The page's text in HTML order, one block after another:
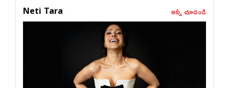
Neti Tara అన్నీ చూడండి